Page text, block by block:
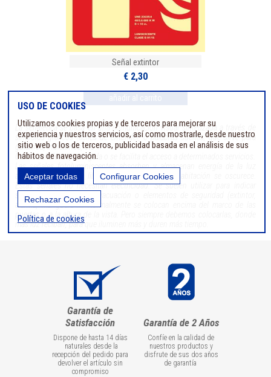
Señal extintor
€ 2,30
La señalética se basa en una comunicación visual sintetizada a través de
símbolos gráficos fáciles de entender, o palabras sueltas, que sirve para
guiarnos, indicarnos, etc ...
Con la señalética, se regula o se facilita el acceso a determinados servicios.
Las señales fotoluminiscentes absorben y almacenan energía de la luz
ambiental y después liberan esa luz cuando la habitación se oscurece.
Estas señales no necesitan electricidad. Se suelen utilizar para indicar
salidas de emergencia, evacuación o elementos de seguridad (extintor,
alarma, manguera .... Normalmente se colocan encima del marco de las
puertas o a la altura de la vista. Pero siempre debemos colocarlas, donde
más luz reciban, para que iluminen más y duren más tiempo.
Garantía de
Satisfacción
Dispone de hasta 14 días
naturales desde la
recepción del pedido para
devolver el artículo sin
compromiso
Garantía de 2 Años
Confíe en la calidad de
nuestros productos y
disfrute de sus dos años
de garantía
USO DE COOKIES
Utilizamos cookies propias y de terceros para mejorar su
experiencia y nuestros servicios, así como mostrarle, desde nuestro
sitio web o los de terceros, publicidad basada en el análisis de sus
hábitos de navegación.
Aceptar todas Configurar Cookies
Rechazar Cookies
Política de cookies